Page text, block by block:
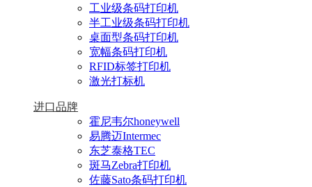
工业级条码打印机
半工业级条码打印机
桌面型条码打印机
宽幅条码打印机
RFID标签打印机
激光打标机
进口品牌
霍尼韦尔honeywell
易腾迈Intermec
东芝泰格TEC
斑马Zebra打印机
佐藤Sato条码打印机